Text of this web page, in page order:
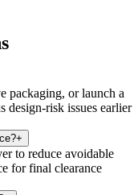
packaging, or launch a
design-risk issues earlier
+
to reduce avoidable
for final clearance